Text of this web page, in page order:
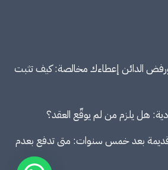
الدائن إعطاءك مخالصة: كيف تثبت
هل يلزم من لم يوقّع العقد؟
بعد خمس سنوات: متى تدفع بعدم